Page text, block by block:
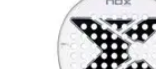
Consejos y MantenimientoGuías y Tutoriales
Guía de Compra Guías de Compra
Urgencia Alarma